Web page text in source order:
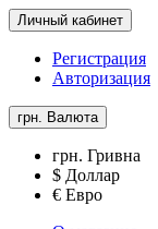
Личный кабинет
Регистрация
Авторизация
грн. Валюта
грн. Гривна
$ Доллар
€ Евро